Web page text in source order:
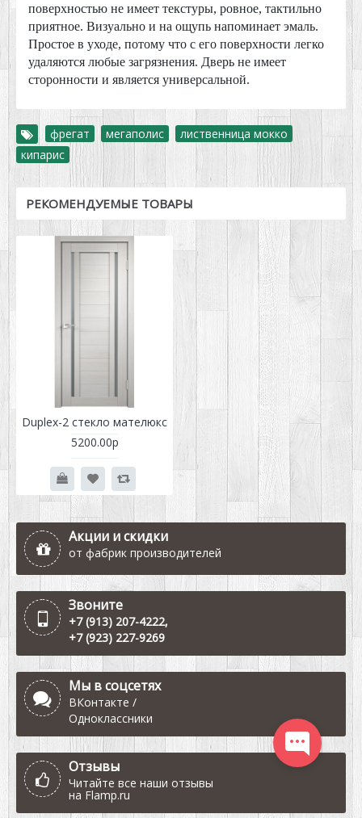
поверхностью не имеет текстуры, ровное, тактильно
приятное. Визуально и на ощупь напоминает эмаль.
Простое в уходе, потому что с его поверхности легко
удаляются любые загрязнения. Дверь не имеет
сторонности и является универсальной.
фрегат мегаполис лиственница мокко ,
кипарис
РЕКОМЕНДУЕМЫЕ ТОВАРЫ
Duplex-2 стекло мателюкс
5200.00р
Акции и скидки
от фабрик производителей
Звоните
+7 (913) 207-4222,
+7 (923) 227-9269
Мы в соцсетях
ВКонтакте /
Одноклассники
Отзывы
Читайте все наши отзывы
на Flamp.ru